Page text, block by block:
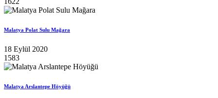
Malatya Polat Sulu Mağara
18 Eylül 2020
1583
Malatya Arslantepe Höyüğü